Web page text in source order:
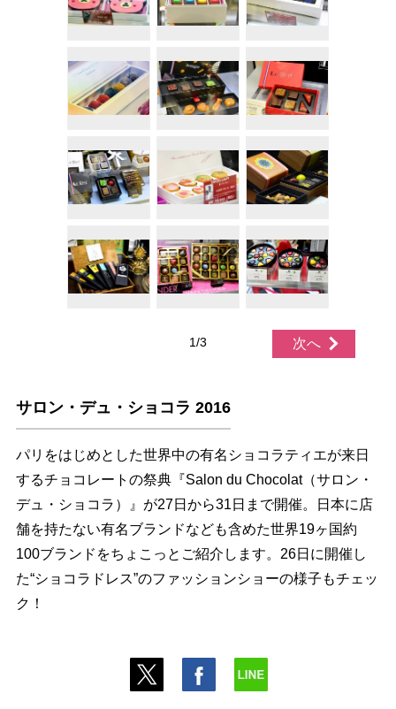
次へ
1/3
サロン・デュ・ショコラ 2016
パリをはじめとした世界中の有名ショコラティエが来日
するチョコレートの祭典『Salon du Chocolat（サロン・
デュ・ショコラ）』が27日から31日まで開催。日本に店
舗を持たない有名ブランドなども含めた世界19ヶ国約
100ブランドをちょこっとご紹介します。26日に開催し
た“ショコラドレス”のファッションショーの様子もチェッ
ク！